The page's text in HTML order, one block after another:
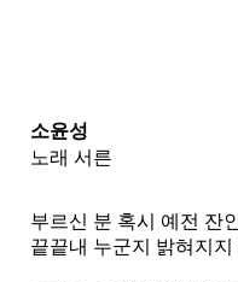
소윤성
노래 서른
부르신 분 혹시 예전 잔
끝끝내 누군지 밝혀지